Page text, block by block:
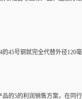
的45号钢就完全代替外径120
品的5的利润销售方案，在同